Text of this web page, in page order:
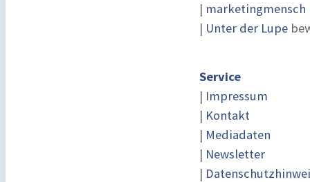
|
| Unter der Lupe
Service
| Impressum
| Kontakt
| Mediadaten
| Newsletter
|